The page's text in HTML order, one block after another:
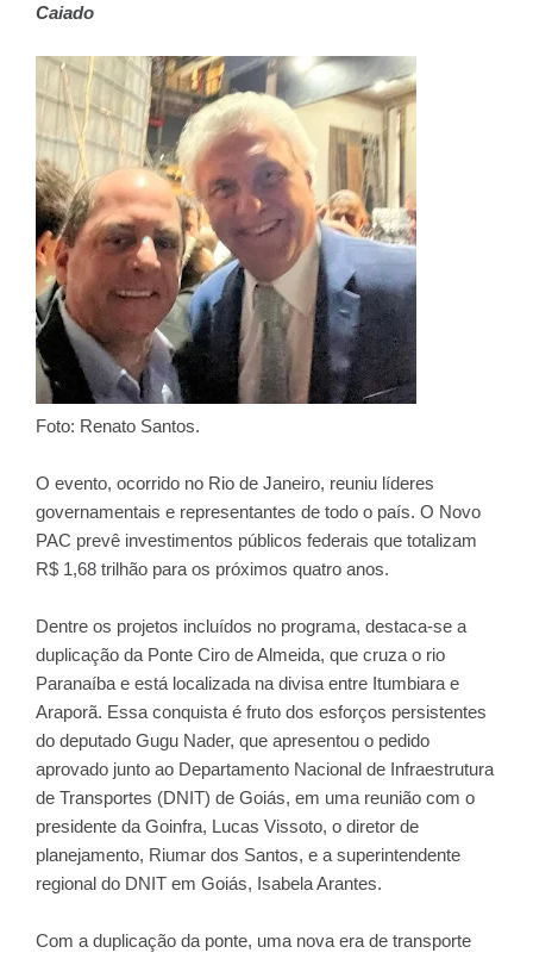
Caiado
Foto: Renato Santos.
O evento, ocorrido no Rio de Janeiro, reuniu líderes
governamentais e representantes de todo o país. O Novo
PAC prevê investimentos públicos federais que totalizam
R$ 1,68 trilhão para os próximos quatro anos.
Dentre os projetos incluídos no programa, destaca-se a
duplicação da Ponte Ciro de Almeida, que cruza o rio
Paranaíba e está localizada na divisa entre Itumbiara e
Araporã. Essa conquista é fruto dos esforços persistentes
do deputado Gugu Nader, que apresentou o pedido
aprovado junto ao Departamento Nacional de Infraestrutura
de Transportes (DNIT) de Goiás, em uma reunião com o
presidente da Goinfra, Lucas Vissoto, o diretor de
planejamento, Riumar dos Santos, e a superintendente
regional do DNIT em Goiás, Isabela Arantes.
Com a duplicação da ponte, uma nova era de transporte